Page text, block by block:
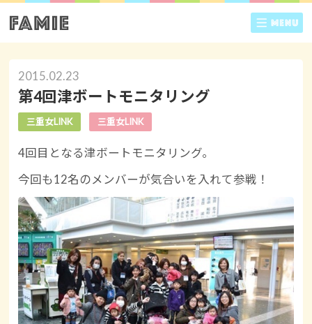
2015.02.23
第4回津ボートモニタリング
三重女LINK 三重女LINK
4回目となる津ボートモニタリング。
今回も12名のメンバーが気合いを入れて参戦！